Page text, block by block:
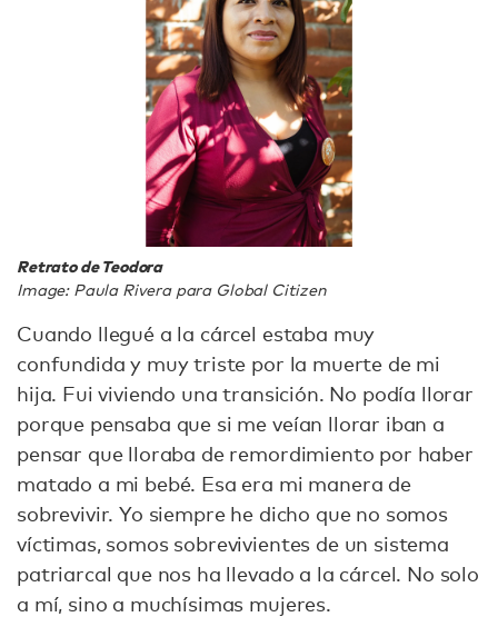
Retrato de Teodora
Image: Paula Rivera para Global Citizen
Cuando llegué a la cárcel estaba muy
confundida y muy triste por la muerte de mi
hija. Fui viviendo una transición. No podía llorar
porque pensaba que si me veían llorar iban a
pensar que lloraba de remordimiento por haber
matado a mi bebé. Esa era mi manera de
sobrevivir. Yo siempre he dicho que no somos
víctimas, somos sobrevivientes de un sistema
patriarcal que nos ha llevado a la cárcel. No solo
a mí, sino a muchísimas mujeres.